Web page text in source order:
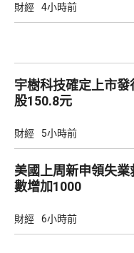
財經 4小時前
宇樹科技確定上市發
股150.8元
財經 5小時前
美國上周新申領失業
數增加1000
財經 6小時前